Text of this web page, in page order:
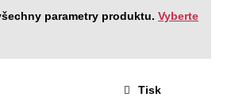
parametry produktu. Vyberte
Tisk